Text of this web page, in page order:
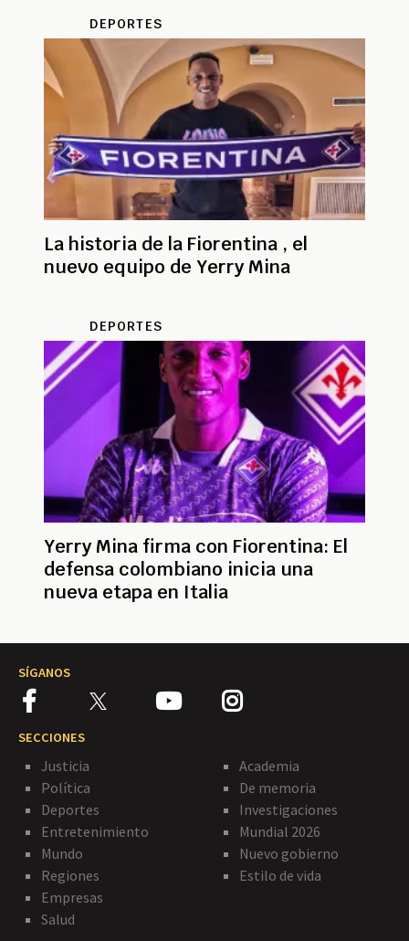
DEPORTES
La historia de la Fiorentina , el
nuevo equipo de Yerry Mina
DEPORTES
Yerry Mina firma con Fiorentina: El
defensa colombiano inicia una
nueva etapa en Italia
SÍGANOS
SECCIONES
Justicia
Política
Deportes
Entretenimiento
Mundo
Regiones
Empresas
Salud
Academia
De memoria
Investigaciones
Mundial 2026
Nuevo gobierno
Estilo de vida